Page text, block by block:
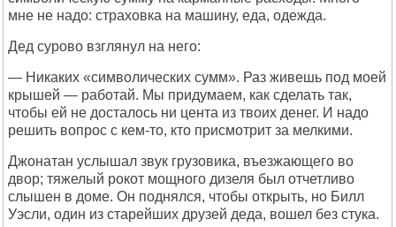
мне не надо: страховка на машину, еда, одежда.
Дед сурово взглянул на него:
— Никаких «символических сумм». Раз живешь под моей
крышей — работай. Мы придумаем, как сделать так,
чтобы ей не досталось ни цента из твоих денег. И надо
решить вопрос с кем-то, кто присмотрит за мелкими.
Джонатан услышал звук грузовика, въезжающего во
двор; тяжелый рокот мощного дизеля был отчетливо
слышен в доме. Он поднялся, чтобы открыть, но Билл
Уэсли, один из старейших друзей деда, вошел без стука.